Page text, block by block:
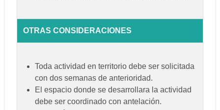
OTRAS CONSIDERACIONES
Toda actividad en territorio debe ser solicitada
con dos semanas de anterioridad.
El espacio donde se desarrollara la actividad
debe ser coordinado con antelación.